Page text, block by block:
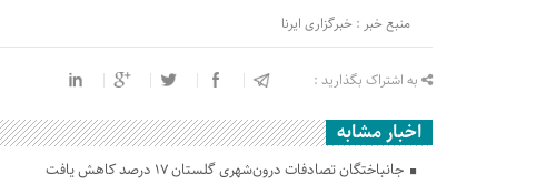
منبع خبر : خبرگزاری ایرنا
به اشتراک بگذارید :
اخبار مشابه
جانباختگان تصادفات درون‌شهری گلستان ۱۷ درصد کاهش یافت